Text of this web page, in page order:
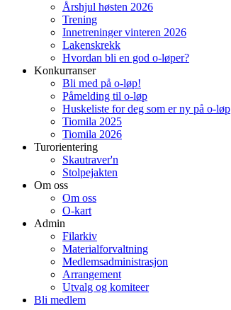
Årshjul høsten 2026
Trening
Innetreninger vinteren 2026
Lakenskrekk
Hvordan bli en god o-løper?
Konkurranser
Bli med på o-løp!
Påmelding til o-løp
Huskeliste for deg som er ny på o-løp
Tiomila 2025
Tiomila 2026
Turorientering
Skautraver'n
Stolpejakten
Om oss
Om oss
O-kart
Admin
Filarkiv
Materialforvaltning
Medlemsadministrasjon
Arrangement
Utvalg og komiteer
Bli medlem